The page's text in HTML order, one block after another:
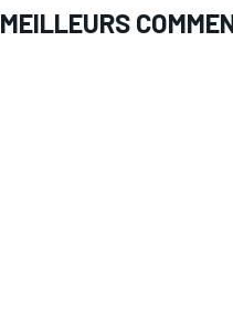
MEILLEURS